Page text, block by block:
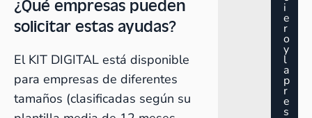
¿Qué empresas pueden
solicitar estas ayudas?
El KIT DIGITAL está disponible
para empresas de diferentes
tamaños (clasificadas según su
i
e
r
o
y
l
a
p
r
e
s